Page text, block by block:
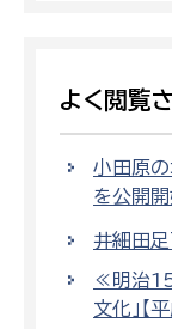
よく閲覧
小田原
を公開
井細田
≪明治
文化」【